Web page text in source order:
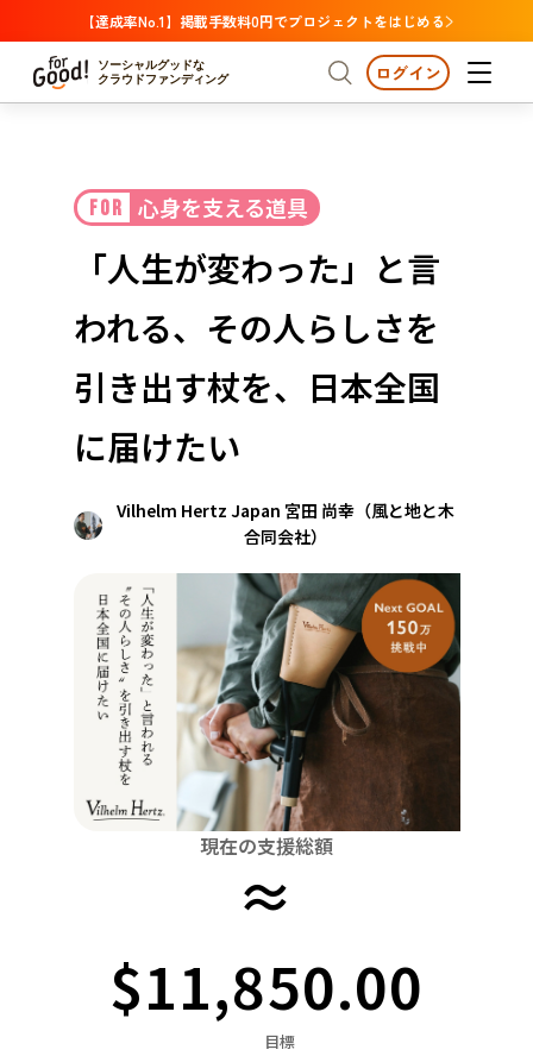
【達成率No.1】掲載手数料0円でプロジェクトをはじめる
ソーシャルグッドな
クラウドファンディング
プロジェクトからさがす
カテゴリーからさがす 国際協力
医療・福祉
人権・マイノリティ
近畿
四国
九州・沖縄
注目 新着
支援金額が多い
支援人数が多い
終了日が近い
カテゴリーからさがす
国際協力 医療・福祉
子ども・教育
環境・エシカル
人権・マイノリティ
社会貢献
地域からさがす
北海道 青森 岩手 宮城 秋田 山形
栃木 埼玉 千葉 東京
富山 石川 福井 山梨 長野
滋賀 京都 大阪 兵庫
島根 岡山 広島
愛媛 高知
熊本
ログイン
FOR 心身を支える道具
「人生が変わった」と言
われる、その人らしさを
引き出す杖を、日本全国
に届けたい
Vilhelm Hertz Japan 宮田 尚幸（風と地と木
合同会社）
現在の支援総額
≈
$11,850.00
目標